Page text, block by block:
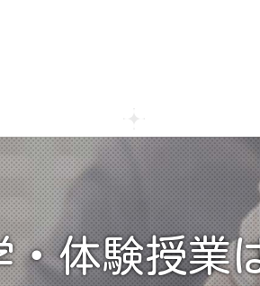
・体験授業